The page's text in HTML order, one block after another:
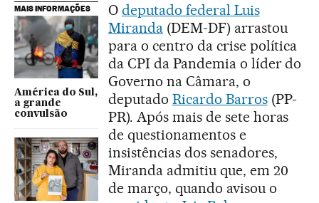
MAIS INFORMAÇÕES
América do Sul,
a grande
convulsão
O deputado federal Luis
Miranda(DEM-DF) arrastou
para o centro da crise política
da CPI da Pandemia o líder do
Governo na Câmara, o
deputado Ricardo Barros(PP-
PR). Após mais de sete horas
de questionamentos e
insistências dos senadores,
Miranda admitiu que, em 20
de março, quando avisou o